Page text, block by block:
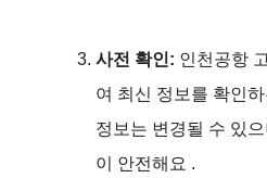
사전 확인: 인천공항
여 최신 정보를 확인
정보는 변경될 수 있
이 안전해요​ .